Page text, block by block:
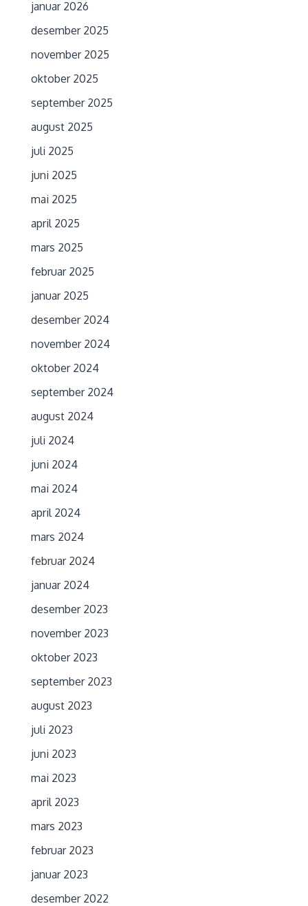
januar 2026
desember 2025
november 2025
oktober 2025
september 2025
august 2025
juli 2025
juni 2025
mai 2025
april 2025
mars 2025
februar 2025
januar 2025
desember 2024
november 2024
oktober 2024
september 2024
august 2024
juli 2024
juni 2024
mai 2024
april 2024
mars 2024
februar 2024
januar 2024
desember 2023
november 2023
oktober 2023
september 2023
august 2023
juli 2023
juni 2023
mai 2023
april 2023
mars 2023
februar 2023
januar 2023
desember 2022